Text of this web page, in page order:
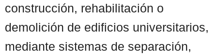
construcción, rehabilitación o
demolición de edificios universitarios,
mediante sistemas de separación,